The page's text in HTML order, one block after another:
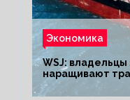
Экономика
WSJ:
наращивают
из РФ до санкций